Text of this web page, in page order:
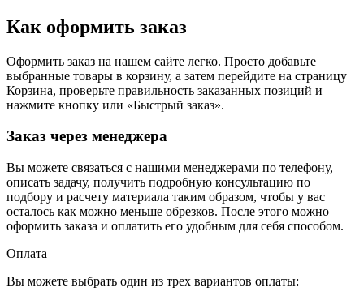
Как оформить заказ
Оформить заказ на нашем сайте легко. Просто добавьте
выбранные товары в корзину, а затем перейдите на страницу
Корзина, проверьте правильность заказанных позиций и
нажмите кнопку или «Быстрый заказ».
Заказ через менеджера
Вы можете связаться с нашими менеджерами по телефону,
описать задачу, получить подробную консультацию по
подбору и расчету материала таким образом, чтобы у вас
осталось как можно меньше обрезков. После этого можно
оформить заказа и оплатить его удобным для себя способом.
Оплата
Вы можете выбрать один из трех вариантов оплаты: